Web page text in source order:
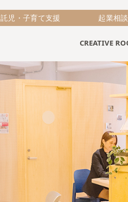
託児・子育て支援 起業相
CREATIVE